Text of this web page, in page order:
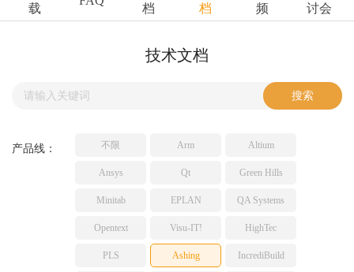
Perforce
TESSY
市场活动
技术文档
网络研讨会
载
档
档
频
讨会
技术文档
产品线： 不限 Arm Altium
Ansys Qt Green Hills
Minitab EPLAN QA Systems
Opentext Visu-IT! HighTec
PLS Ashing IncrediBuild